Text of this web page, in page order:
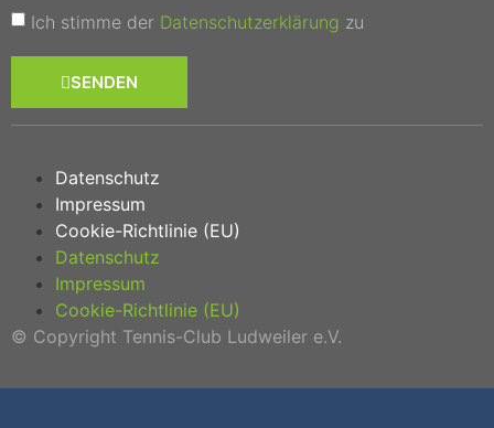
Ich stimme der Datenschutzerklärung zu
SENDEN
Datenschutz
Impressum
Cookie-Richtlinie (EU)
Datenschutz
Impressum
Cookie-Richtlinie (EU)
© Copyright Tennis-Club Ludweiler e.V.